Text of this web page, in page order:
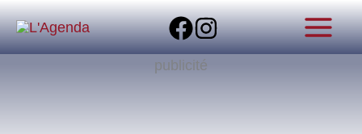
Aller
au
contenu
publicité